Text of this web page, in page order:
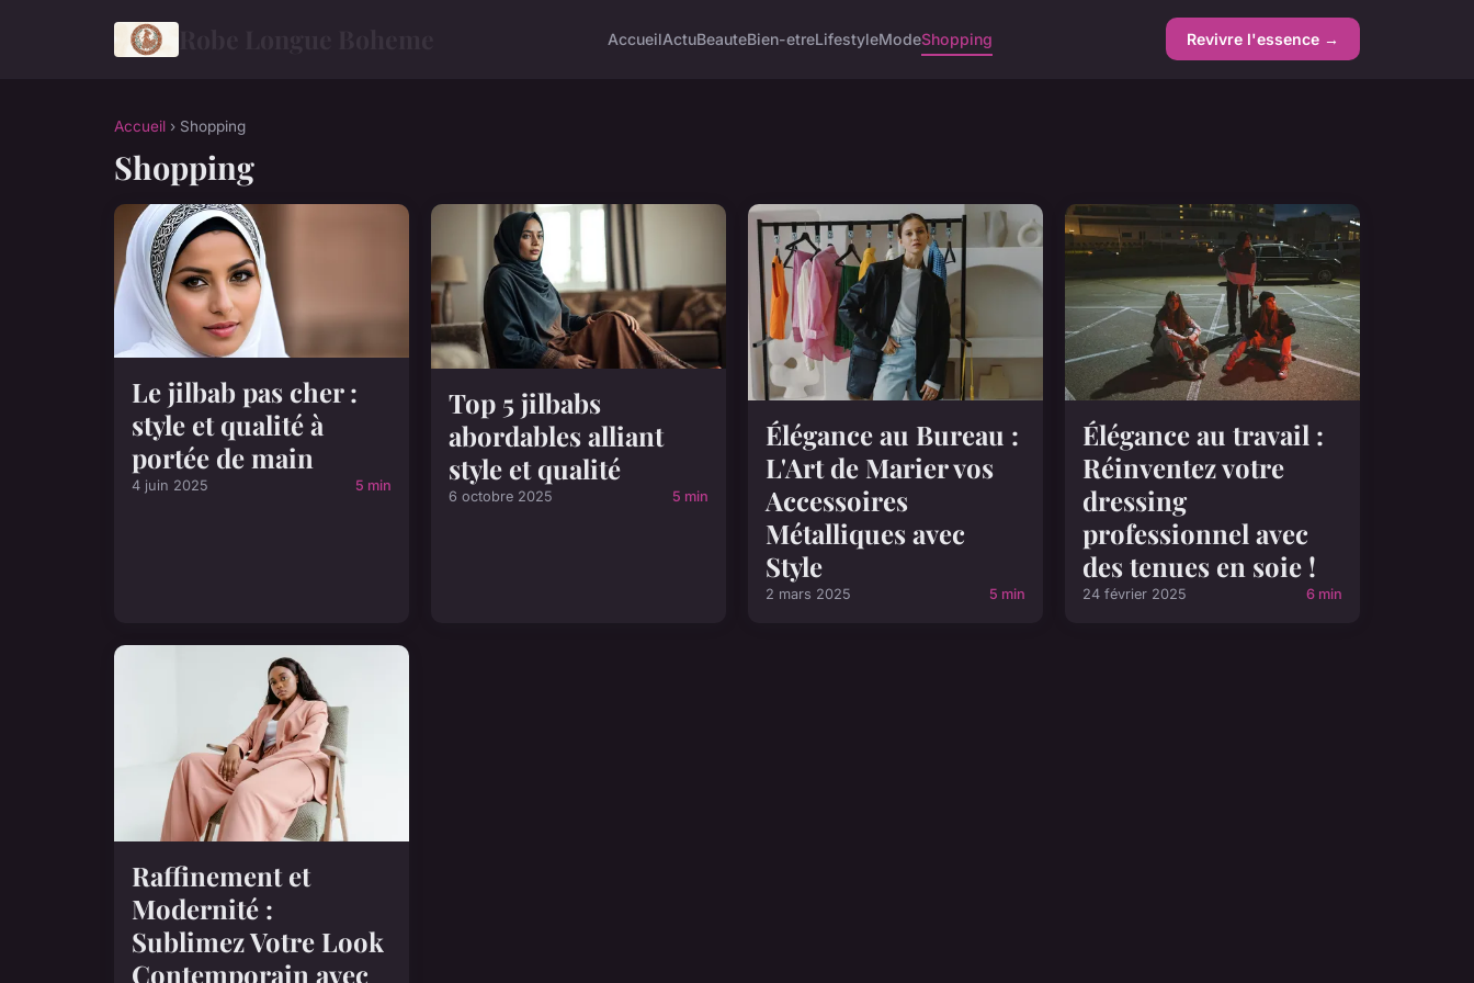
AccueilActuBeauteBien-etreLifestyleModeShopping Revivre l'essence →
Accueil › Shopping
Shopping
Le jilbab pas cher :
style et qualité à
portée de main
4 juin 2025 5 min
Top 5 jilbabs
abordables alliant
style et qualité
6 octobre 2025 5 min
Élégance au Bureau :
L'Art de Marier vos
Accessoires
Métalliques avec
Style
2 mars 2025 5 min
Élégance au travail :
Réinventez votre
dressing
professionnel avec
des tenues en soie !
24 février 2025 6 min
Raffinement et
Modernité :
Sublimez Votre Look
Contemporain avec